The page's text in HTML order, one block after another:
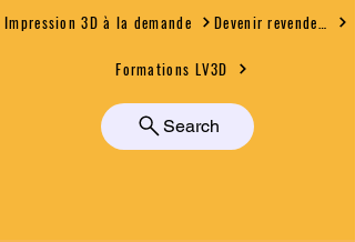
Impression 3D à la demande
Formations LV3D
Search